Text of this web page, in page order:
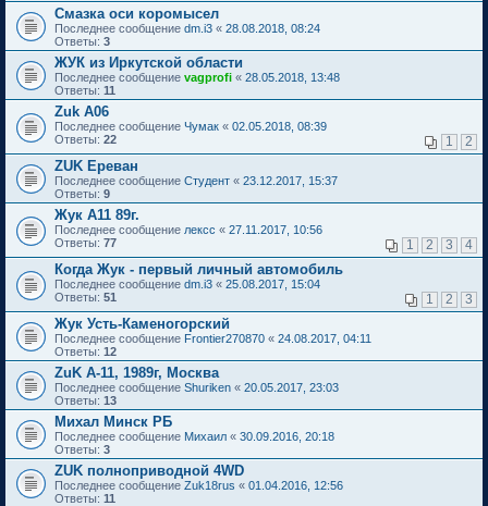
Смазка оси коромысел
Последнее сообщение dm.i3 « 28.08.2018, 08:24
Ответы: 3
ЖУК из Иркутской области
Последнее сообщение vagprofi « 28.05.2018, 13:48
Ответы: 11
Zuk A06
Последнее сообщение Чумак « 02.05.2018, 08:39
Ответы: 22 1 2
ZUK Ереван
Последнее сообщение Студент « 23.12.2017, 15:37
Ответы: 9
Жук А11 89г.
Последнее сообщение лексс « 27.11.2017, 10:56
Ответы: 77 1 2 3 4
Когда Жук - первый личный автомобиль
Последнее сообщение dm.i3 « 25.08.2017, 15:04
Ответы: 51 1 2 3
Жук Усть-Каменогорский
Последнее сообщение Frontier270870 « 24.08.2017, 04:11
Ответы: 12
ZuK A-11, 1989г, Москва
Последнее сообщение Shuriken « 20.05.2017, 23:03
Ответы: 13
Михал Минск РБ
Последнее сообщение Михаил « 30.09.2016, 20:18
Ответы: 3
ZUK полноприводной 4WD
Последнее сообщение Zuk18rus « 01.04.2016, 12:56
Ответы: 11